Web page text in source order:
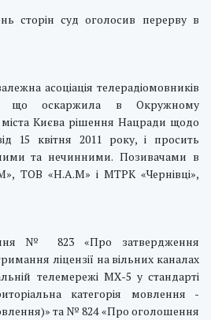
сторін суд оголосив перерву в
асоціація телерадіомовників
оскаржила в Окружному
міста Києва рішення Нацради щодо
15 квітня 2011 року, і просить
та нечинними. Позивачами в
ТОВ «Н.А.М» і МТРК «Чернівці»,
№ 823 «Про затвердження
ліцензії на вільних каналах
телемережі МХ-5 у стандарті
категорія мовлення -
та № 824 «Про оголошення